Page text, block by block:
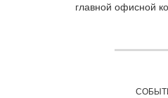
главной офисной